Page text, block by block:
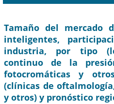
Tamaño del mercado
inteligentes,
industria, por tipo
continuo de la
fotocromáticas y
(clínicas de
y otros) y pronóstico